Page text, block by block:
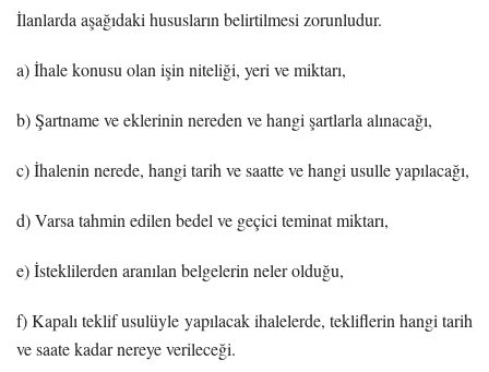
İlanlarda aşağıdaki hususların belirtilmesi zorunludur.
a) İhale konusu olan işin niteliği, yeri ve miktarı,
b) Şartname ve eklerinin nereden ve hangi şartlarla alınacağı,
c) İhalenin nerede, hangi tarih ve saatte ve hangi usulle yapılacağı,
d) Varsa tahmin edilen bedel ve geçici teminat miktarı,
e) İsteklilerden aranılan belgelerin neler olduğu,
f) Kapalı teklif usulüyle yapılacak ihalelerde, tekliflerin hangi tarih
ve saate kadar nereye verileceği.